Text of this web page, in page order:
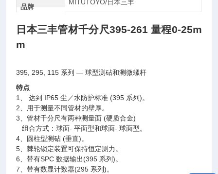
品牌
MITUTOYO/日本三丰
日本三丰管材千分尺395-261 量程0-25m
m
395, 295, 115 系列 — 球型测砧和测微螺杆
特点
1
、 达到 IP65 尘／水防护标准 (395 系列)。
2、用于测量不同管材的壁厚。
3、管材千分尺有两种测量面 (硬质合金)
组合方式：球面- 平面型和球面- 球面型。
4、圆柱型测砧 (垂直)。
5、棘轮锁定装置可保持恒定测力。
6、带有SPC 数据输出(395 系列)。
7、带有数显计数器(295 系列)。